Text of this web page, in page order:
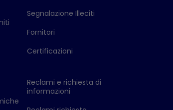
Segnalazione Illeciti
Fornitori
Certificazioni
Reclami e richiesta di
informazioni